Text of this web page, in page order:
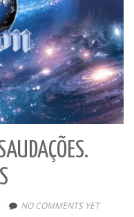
NO COMMENTS YET